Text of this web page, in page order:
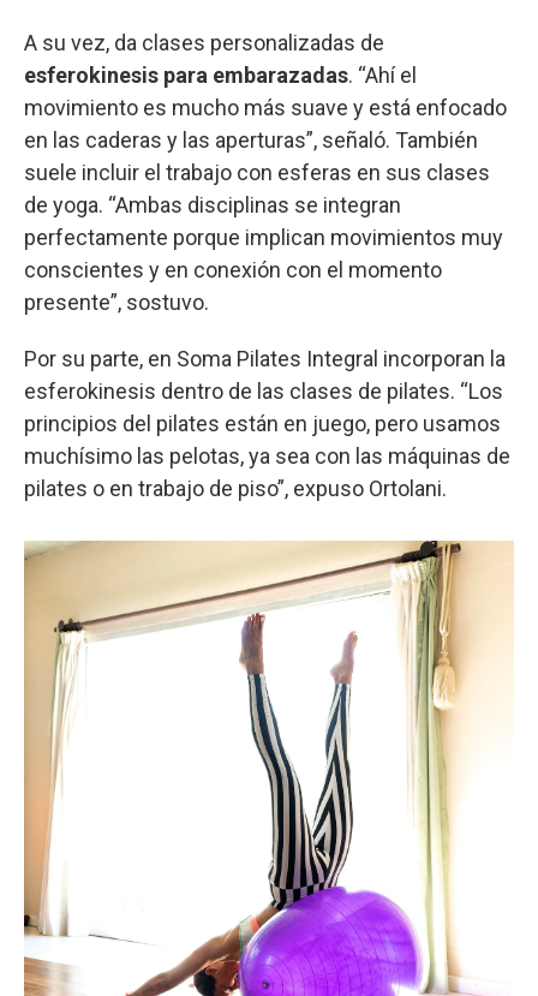
A su vez, da clases personalizadas de
esferokinesis para embarazadas. “Ahí el
movimiento es mucho más suave y está enfocado
en las caderas y las aperturas”, señaló. También
suele incluir el trabajo con esferas en sus clases
de yoga. “Ambas disciplinas se integran
perfectamente porque implican movimientos muy
conscientes y en conexión con el momento
presente”, sostuvo.
Por su parte, en Soma Pilates Integral incorporan la
esferokinesis dentro de las clases de pilates. “Los
principios del pilates están en juego, pero usamos
muchísimo las pelotas, ya sea con las máquinas de
pilates o en trabajo de piso”, expuso Ortolani.